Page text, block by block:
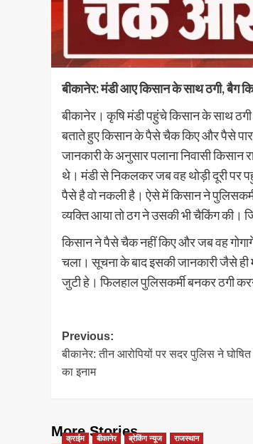
बीकानेर: मंडी आए किसान के साथ ठगी, बैग
बीकानेर। कृषि मंडी पहुंचे किसान के साथ
बताते हुए किसान के पैसे चैक किए और पैसे
जानकारी के अनुसार पलाना निवासी
थे। मंडी से निकलकर जब वह थोड़ी दूरी पर
पैसे है वो नकली है। ऐसे में किसान ने
व्यक्ति आया तो ठग ने उसकी भी चैकिंग की।
किसान ने पैसे चैक नहीं किए और जब वह
चला। सूचना के बाद इसकी जानकारी जैसे ही
जुटी हे। फिलहाल पुलिसकर्मी बनकर ठगी
Post
navigation
Previous:
बीकानेर: तीन आरोपियों पर सदर पुलिस ने
का इनाम
More Stories
क्राईम बीकानेर ब्रेकिंग न्यूज राजस्थान